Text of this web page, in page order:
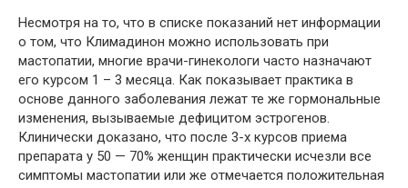
Несмотря на то, что в списке показаний нет информации
о том, что Климадинон можно использовать при
мастопатии, многие врачи-гинекологи часто назначают
его курсом 1 – 3 месяца. Как показывает практика в
основе данного заболевания лежат те же гормональные
изменения, вызываемые дефицитом эстрогенов.
Клинически доказано, что после 3-х курсов приема
препарата у 50 — 70% женщин практически исчезли все
симптомы мастопатии или же отмечается положительная